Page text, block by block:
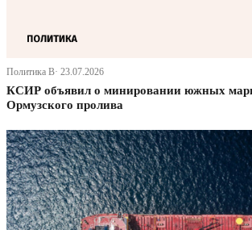
Политика В· 23.07.2026
КСИР объявил о минировании южных
Ормузского пролива